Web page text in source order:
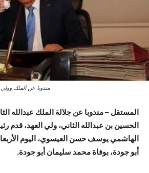
مندوبا عن الملك
المستقل – مندوبا عن جلالة الملك عبدالله
الحسين بن عبدالله الثاني، ولي العهد، قدم
الهاشمي يوسف حسن العيسوي، اليوم
أبو جودة، بوفاة محمد سليمان أبو جودة.